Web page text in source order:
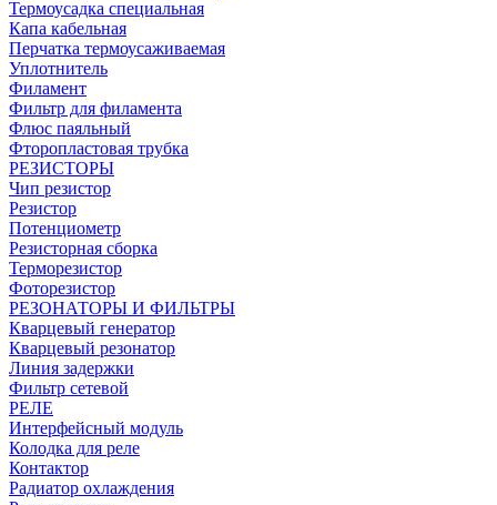
Термоусадка специальная
Капа кабельная
Перчатка термоусаживаемая
Уплотнитель
Филамент
Фильтр для филамента
Флюс паяльный
Фторопластовая трубка
РЕЗИСТОРЫ
Чип резистор
Резистор
Потенциометр
Резисторная сборка
Терморезистор
Фоторезистор
РЕЗОНАТОРЫ И ФИЛЬТРЫ
Кварцевый генератор
Кварцевый резонатор
Линия задержки
Фильтр сетевой
РЕЛЕ
Интерфейсный модуль
Колодка для реле
Контактор
Радиатор охлаждения